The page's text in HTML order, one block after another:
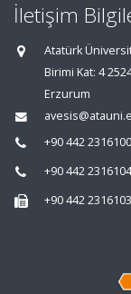
İletişim
Atatürk
Birimi Kat: 4
Erzurum
+90 442
+90 442 2316104
+90 442 2316103